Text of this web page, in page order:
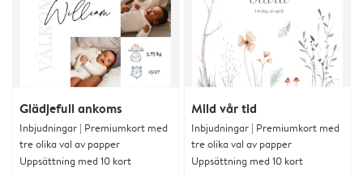
Glädjefull ankoms
Inbjudningar | Premiumkort med
tre olika val av papper
Uppsättning med 10 kort
Mild vår tid
Inbjudningar | Premiumkort med
tre olika val av papper
Uppsättning med 10 kort